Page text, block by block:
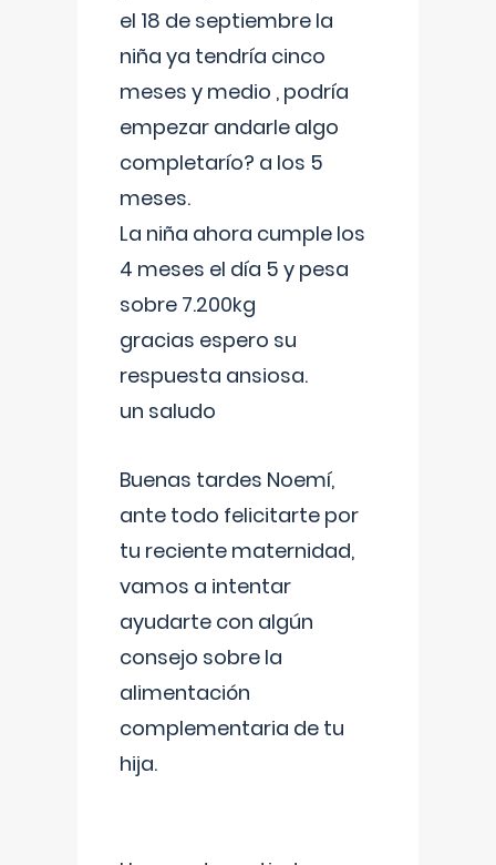
el 18 de septiembre la
niña ya tendría cinco
meses y medio , podría
empezar andarle algo
completarío? a los 5
meses.
La niña ahora cumple los
4 meses el día 5 y pesa
sobre 7.200kg
gracias espero su
respuesta ansiosa.
un saludo
Buenas tardes Noemí,
ante todo felicitarte por
tu reciente maternidad,
vamos a intentar
ayudarte con algún
consejo sobre la
alimentación
complementaria de tu
hija.